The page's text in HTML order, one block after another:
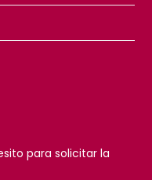
para solicitar la